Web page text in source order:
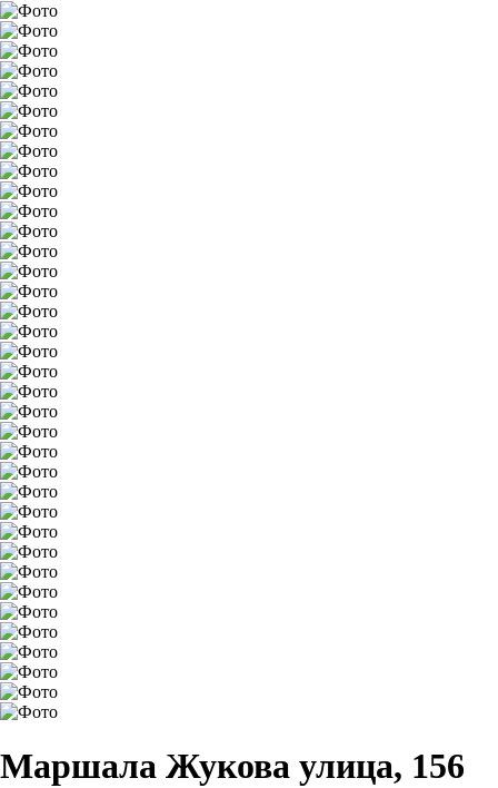
Маршала Жукова улица, 156